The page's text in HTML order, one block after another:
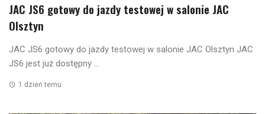
JAC JS6 gotowy do jazdy testowej w salonie JAC
Olsztyn
JAC JS6 gotowy do jazdy testowej w salonie JAC Olsztyn JAC
JS6 jest już dostępny ...
1 dzień temu